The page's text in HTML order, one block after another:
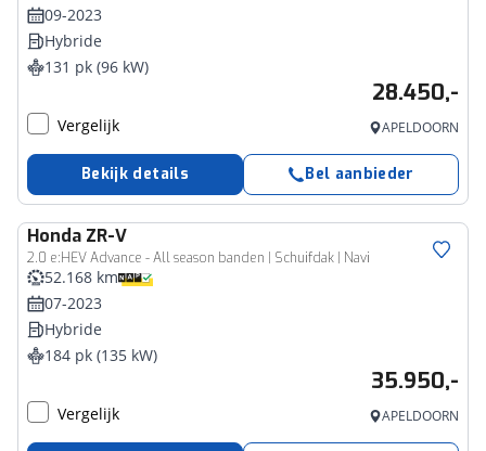
09-2023
Hybride
131 pk (96 kW)
28.450,-
Vergelijk APELDOORN
Bekijk details Bel aanbieder
Honda ZR-V
2.0 e:HEV Advance - All season banden | Schuifdak | Navi
52.168 km
07-2023
Hybride
184 pk (135 kW)
35.950,-
Vergelijk APELDOORN